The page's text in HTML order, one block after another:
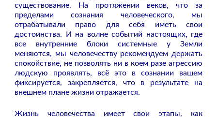
существование. На протяжении веков, что за
пределами сознания человеческого, мы
отрабатывали право для себя иметь свои
достоинства. И на волне событий настоящих, где
все внутренние блоки системные у Земли
меняются, мы человечеству рекомендуем держать
спокойствие, не позволять ни в коем разе агрессию
людскую проявлять, всё это в сознании вашем
фиксируется, закрепляется, что в результате на
внешнем плане жизни отражается.
Жизнь человечества имеет свои этапы, как